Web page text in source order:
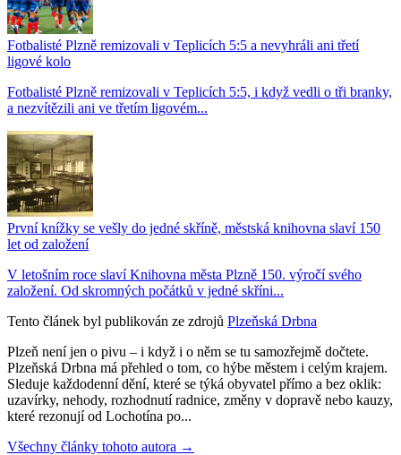
Fotbalisté Plzně remizovali v Teplicích 5:5 a nevyhráli ani třetí
ligové kolo
Fotbalisté Plzně remizovali v Teplicích 5:5, i když vedli o tři branky,
a nezvítězili ani ve třetím ligovém...
První knížky se vešly do jedné skříně, městská knihovna slaví 150
let od založení
V letošním roce slaví Knihovna města Plzně 150. výročí svého
založení. Od skromných počátků v jedné skříni...
Tento článek byl publikován ze zdrojů Plzeňská Drbna
Plzeň není jen o pivu – i když i o něm se tu samozřejmě dočtete.
Plzeňská Drbna má přehled o tom, co hýbe městem i celým krajem.
Sleduje každodenní dění, které se týká obyvatel přímo a bez oklik:
uzavírky, nehody, rozhodnutí radnice, změny v dopravě nebo kauzy,
které rezonují od Lochotína po...
Všechny články tohoto autora →